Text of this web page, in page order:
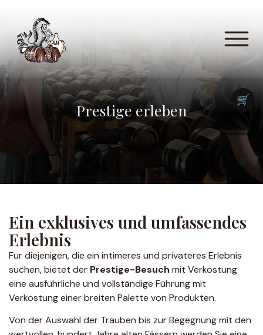
Prestige erleben
Ein exklusives und umfassendes
Erlebnis
Für diejenigen, die ein intimeres und privateres Erlebnis
suchen, bietet der Prestige-Besuch mit Verkostung
eine ausführliche und vollständige Führung mit
Verkostung einer breiten Palette von Produkten.
Von der Auswahl der Trauben bis zur Begegnung mit den
🛒